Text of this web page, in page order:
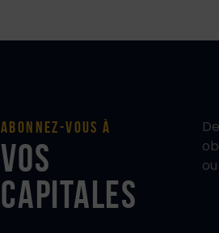
Abonnez-vous à
vos
Capitales